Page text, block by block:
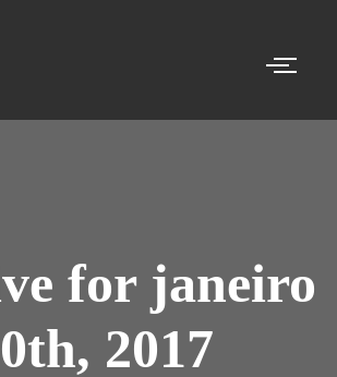
for janeiro
2017
de ferramentas